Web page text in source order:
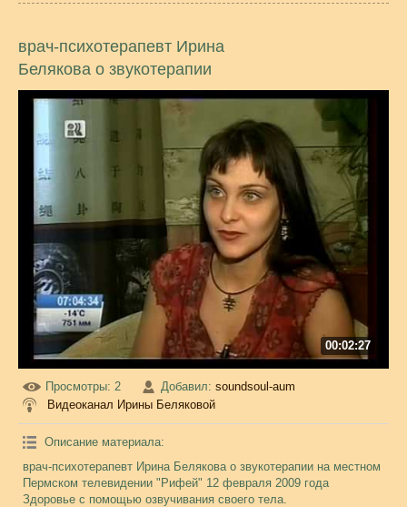
врач-психотерапевт Ирина
Белякова о звукотерапии
00:02:27
Просмотры: 2 Добавил: soundsoul-aum
Видеоканал Ирины Беляковой
Описание материала:
врач-психотерапевт Ирина Белякова о звукотерапии на местном
Пермском телевидении "Рифей" 12 февраля 2009 года
Здоровье с помощью озвучивания своего тела.